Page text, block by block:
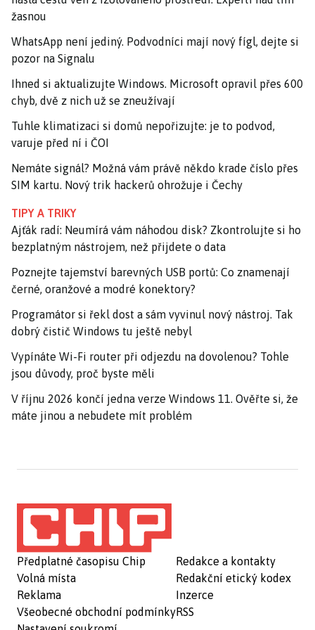
žasnou
WhatsApp není jediný. Podvodníci mají nový fígl, dejte si
pozor na Signalu
Ihned si aktualizujte Windows. Microsoft opravil přes 600
chyb, dvě z nich už se zneužívají
Tuhle klimatizaci si domů nepořizujte: je to podvod,
varuje před ní i ČOI
Nemáte signál? Možná vám právě někdo krade číslo přes
SIM kartu. Nový trik hackerů ohrožuje i Čechy
TIPY A TRIKY
Ajťák radí: Neumírá vám náhodou disk? Zkontrolujte si ho
bezplatným nástrojem, než přijdete o data
Poznejte tajemství barevných USB portů: Co znamenají
černé, oranžové a modré konektory?
Programátor si řekl dost a sám vyvinul nový nástroj. Tak
dobrý čistič Windows tu ještě nebyl
Vypínáte Wi-Fi router při odjezdu na dovolenou? Tohle
jsou důvody, proč byste měli
V říjnu 2026 končí jedna verze Windows 11. Ověřte si, že
máte jinou a nebudete mít problém
Předplatné časopisu Chip
Volná místa
Reklama
Všeobecné obchodní podmínky
Redakce a kontakty
Redakční etický kodex
Inzerce
RSS